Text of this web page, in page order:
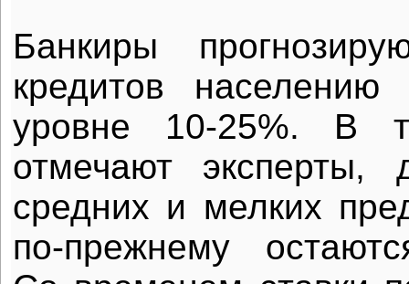
Банкиры
кредитов
уровне 10-25%. В
отмечают эксперты,
средних и мелких
по-прежнему